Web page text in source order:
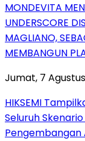
MONDEVITA
UNDERSCORE
MAGLIANO,
MEMBANGUN
Jumat, 7
HIKSEMI
Seluruh
Pengembangan